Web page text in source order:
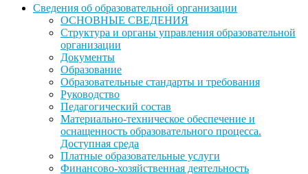
Сведения об образовательной организации
ОСНОВНЫЕ СВЕДЕНИЯ
Структура и органы управления образовательной
организации
Документы
Образование
Образовательные стандарты и требования
Руководство
Педагогический состав
Материально-техническое обеспечение и
оснащенность образовательного процесса.
Доступная среда
Платные образовательные услуги
Финансово-хозяйственная деятельность